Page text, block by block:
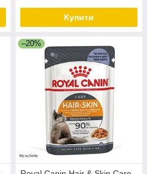
Купити
–20%